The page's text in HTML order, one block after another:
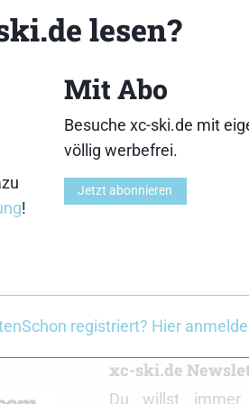
xc-ski.de
Du willst
lesen?
!
Mit Abo
Besuche xc-ski.de mit
völlig werbefrei.
Jetzt abonnieren
Schon registriert? Hier